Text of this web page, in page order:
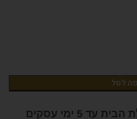
לסל
5 ימי עסקים